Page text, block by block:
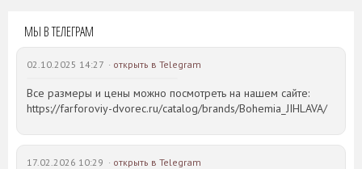
МЫ В ТЕЛЕГРАМ
02.10.2025 14:27 · открыть в Telegram
Все размеры и цены можно посмотреть на нашем сайте:
https://farforoviy-dvorec.ru/catalog/brands/Bohemia_JIHLAVA/
17.02.2026 10:29 · открыть в Telegram